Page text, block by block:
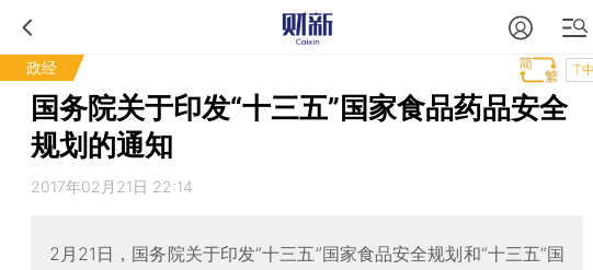
政经 T中
国务院关于印发“十三五”国家食品药品安全
规划的通知
2017年02月21日 22:14
2月21日，国务院关于印发“十三五”国家食品安全规划和“十三五”国